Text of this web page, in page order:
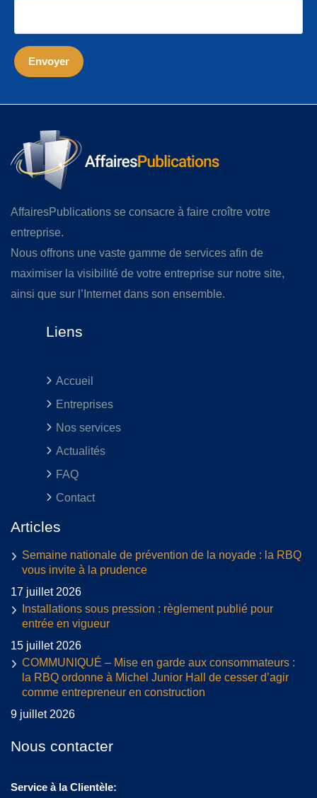
AffairesPublications se consacre à faire croître votre
entreprise.
Nous offrons une vaste gamme de services afin de
maximiser la visibilité de votre entreprise sur notre site,
ainsi que sur l’Internet dans son ensemble.
Liens
Accueil
Entreprises
Nos services
Actualités
FAQ
Contact
Articles
Semaine nationale de prévention de la noyade : la RBQ
vous invite à la prudence
17 juillet 2026
Installations sous pression : règlement publié pour
entrée en vigueur
15 juillet 2026
COMMUNIQUÉ – Mise en garde aux consommateurs :
la RBQ ordonne à Michel Junior Hall de cesser d’agir
comme entrepreneur en construction
9 juillet 2026
Nous contacter
Service à la Clientèle: